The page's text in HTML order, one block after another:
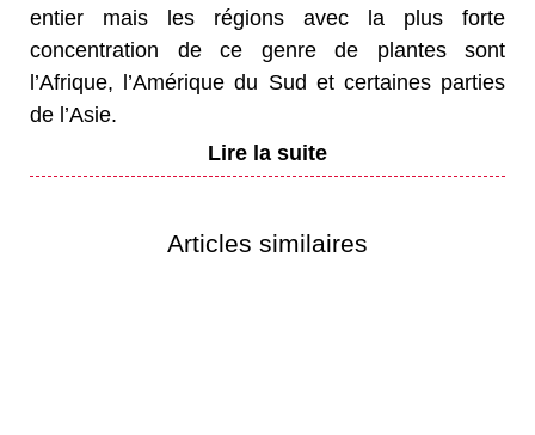
entier mais les régions avec la plus forte
concentration de ce genre de plantes sont
l’Afrique, l’Amérique du Sud et certaines parties
de l’Asie.
Articles similaires